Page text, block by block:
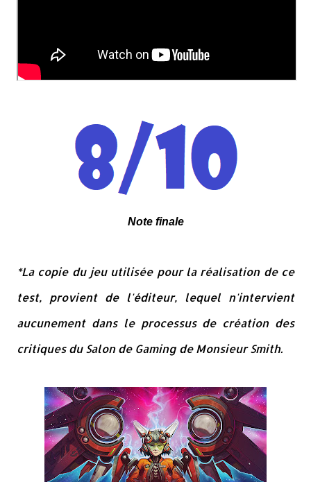
Note finale
*La copie du jeu utilisée pour la réalisation de ce
test, provient de l'éditeur, lequel n'intervient
aucunement dans le processus de création des
critiques du Salon de Gaming de Monsieur Smith.